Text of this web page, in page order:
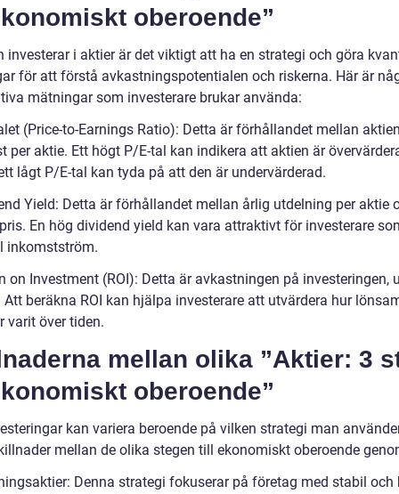
oberoende”
investerar i aktier är det viktigt att ha en strategi och göra
för att förstå avkastningspotentialen och riskerna. Här är
mätningar som investerare brukar använda:
(Price-to-Earnings Ratio): Detta är förhållandet mellan
per aktie. Ett högt P/E-tal kan indikera att aktien är
lågt P/E-tal kan tyda på att den är undervärderad.
Yield: Detta är förhållandet mellan årlig utdelning per aktie
En hög dividend yield kan vara attraktivt för investerare
inkomstström.
on Investment (ROI): Detta är avkastningen på investeringen,
Att beräkna ROI kan hjälpa investerare att utvärdera hur
varit över tiden.
mellan olika ”Aktier: 3
oberoende”
kan variera beroende på vilken strategi man
mellan de olika stegen till ekonomiskt oberoende
Denna strategi fokuserar på företag med stabil och